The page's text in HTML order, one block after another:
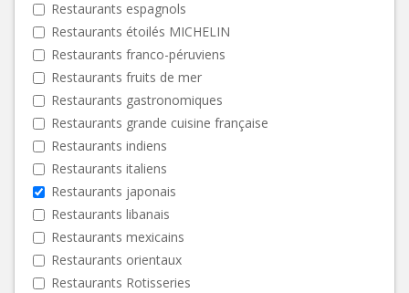
Restaurants espagnols
Restaurants étoilés MICHELIN
Restaurants franco-péruviens
Restaurants fruits de mer
Restaurants gastronomiques
Restaurants grande cuisine française
Restaurants indiens
Restaurants italiens
Restaurants japonais
Restaurants libanais
Restaurants mexicains
Restaurants orientaux
Restaurants Rotisseries